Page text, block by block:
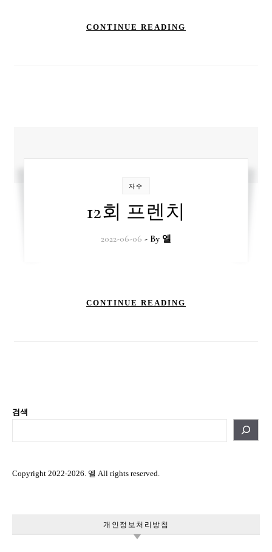
CONTINUE READING
자수
12회 프렌치
2022-06-06 - By 엘
CONTINUE READING
검색
Copyright 2022-2026. 엘 All rights reserved.
개인정보처리방침